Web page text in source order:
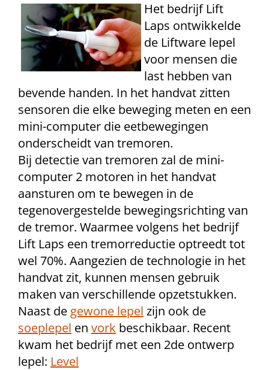
Het bedrijf Lift
Laps ontwikkelde
de Liftware lepel
voor mensen die
last hebben van
bevende handen. In het handvat zitten
sensoren die elke beweging meten en een
mini-computer die eetbewegingen
onderscheidt van tremoren.
Bij detectie van tremoren zal de mini-
computer 2 motoren in het handvat
aansturen om te bewegen in de
tegenovergestelde bewegingsrichting van
de tremor. Waarmee volgens het bedrijf
Lift Laps een tremorreductie optreedt tot
wel 70%. Aangezien de technologie in het
handvat zit, kunnen mensen gebruik
maken van verschillende opzetstukken.
Naast de gewone lepel zijn ook de
soeplepel en vork beschikbaar. Recent
kwam het bedrijf met een 2de ontwerp
lepel: Level